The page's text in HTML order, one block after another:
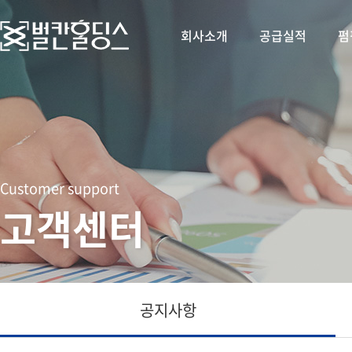
회사소개 공급실적
Customer support
고객센터
공지사항